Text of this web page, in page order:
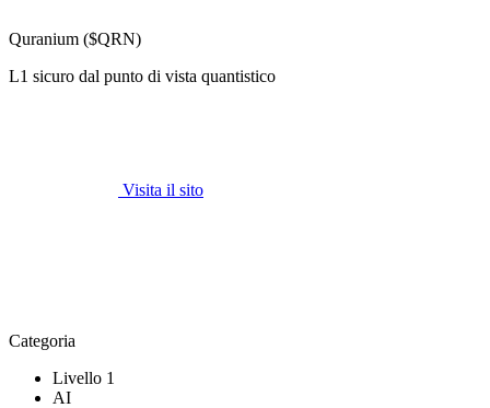
Quranium ($QRN)
L1 sicuro dal punto di vista quantistico
Visita il sito
Categoria
Livello 1
AI